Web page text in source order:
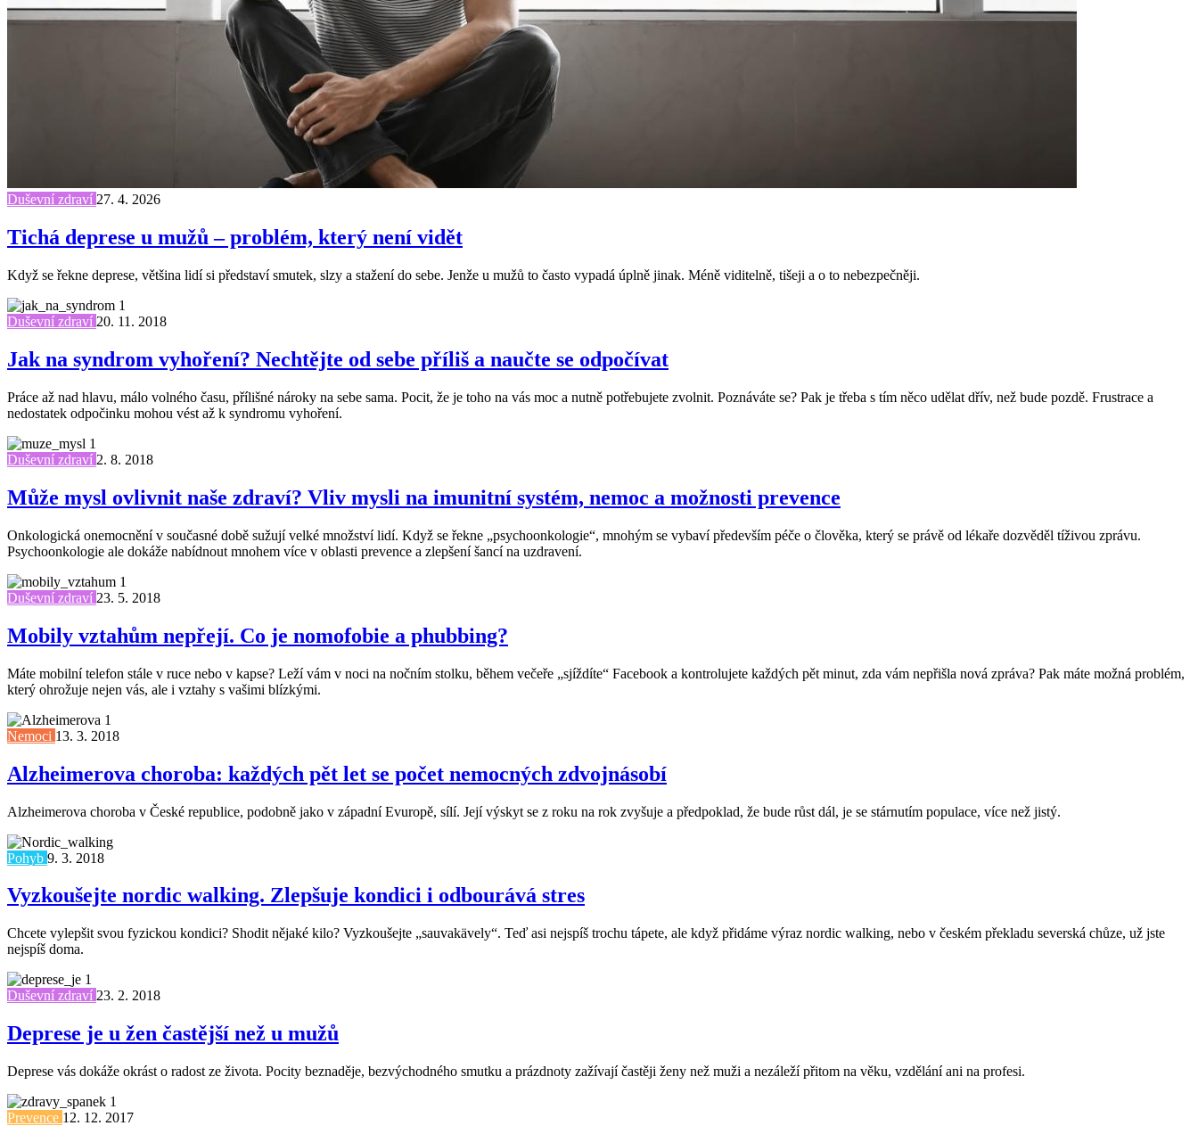
Duševní zdraví 27. 4. 2026
Tichá deprese u mužů – problém, který není vidět
Když se řekne deprese, většina lidí si představí smutek, slzy a stažení do sebe. Jenže u mužů to často vypadá úplně jinak. Méně viditelně, tišeji a o to nebezpečněji.
Duševní zdraví 20. 11. 2018
Jak na syndrom vyhoření? Nechtějte od sebe příliš a naučte se odpočívat
Práce až nad hlavu, málo volného času, přílišné nároky na sebe sama. Pocit, že je toho na vás moc a nutně potřebujete zvolnit. Poznáváte se? Pak je třeba s tím něco udělat dřív, než bude pozdě. Frustrace a
nedostatek odpočinku mohou vést až k syndromu vyhoření.
Duševní zdraví 2. 8. 2018
Může mysl ovlivnit naše zdraví? Vliv mysli na imunitní systém, nemoc a možnosti prevence
Onkologická onemocnění v současné době sužují velké množství lidí. Když se řekne „psychoonkologie“, mnohým se vybaví především péče o člověka, který se právě od lékaře dozvěděl tíživou zprávu.
Psychoonkologie ale dokáže nabídnout mnohem více v oblasti prevence a zlepšení šancí na uzdravení.
Duševní zdraví 23. 5. 2018
Mobily vztahům nepřejí. Co je nomofobie a phubbing?
Máte mobilní telefon stále v ruce nebo v kapse? Leží vám v noci na nočním stolku, během večeře „sjíždíte“ Facebook a kontrolujete každých pět minut, zda vám nepřišla nová zpráva? Pak máte možná problém,
který ohrožuje nejen vás, ale i vztahy s vašimi blízkými.
Nemoci 13. 3. 2018
Alzheimerova choroba: každých pět let se počet nemocných zdvojnásobí
Alzheimerova choroba v České republice, podobně jako v západní Evuropě, sílí. Její výskyt se z roku na rok zvyšuje a předpoklad, že bude růst dál, je se stárnutím populace, více než jistý.
Pohyb 9. 3. 2018
Vyzkoušejte nordic walking. Zlepšuje kondici i odbourává stres
Chcete vylepšit svou fyzickou kondici? Shodit nějaké kilo? Vyzkoušejte „sauvakävely“. Teď asi nejspíš trochu tápete, ale když přidáme výraz nordic walking, nebo v českém překladu severská chůze, už jste
nejspíš doma.
Duševní zdraví 23. 2. 2018
Deprese je u žen častější než u mužů
Deprese vás dokáže okrást o radost ze života. Pocity beznaděje, bezvýchodného smutku a prázdnoty zažívají častěji ženy než muži a nezáleží přitom na věku, vzdělání ani na profesi.
Prevence 12. 12. 2017